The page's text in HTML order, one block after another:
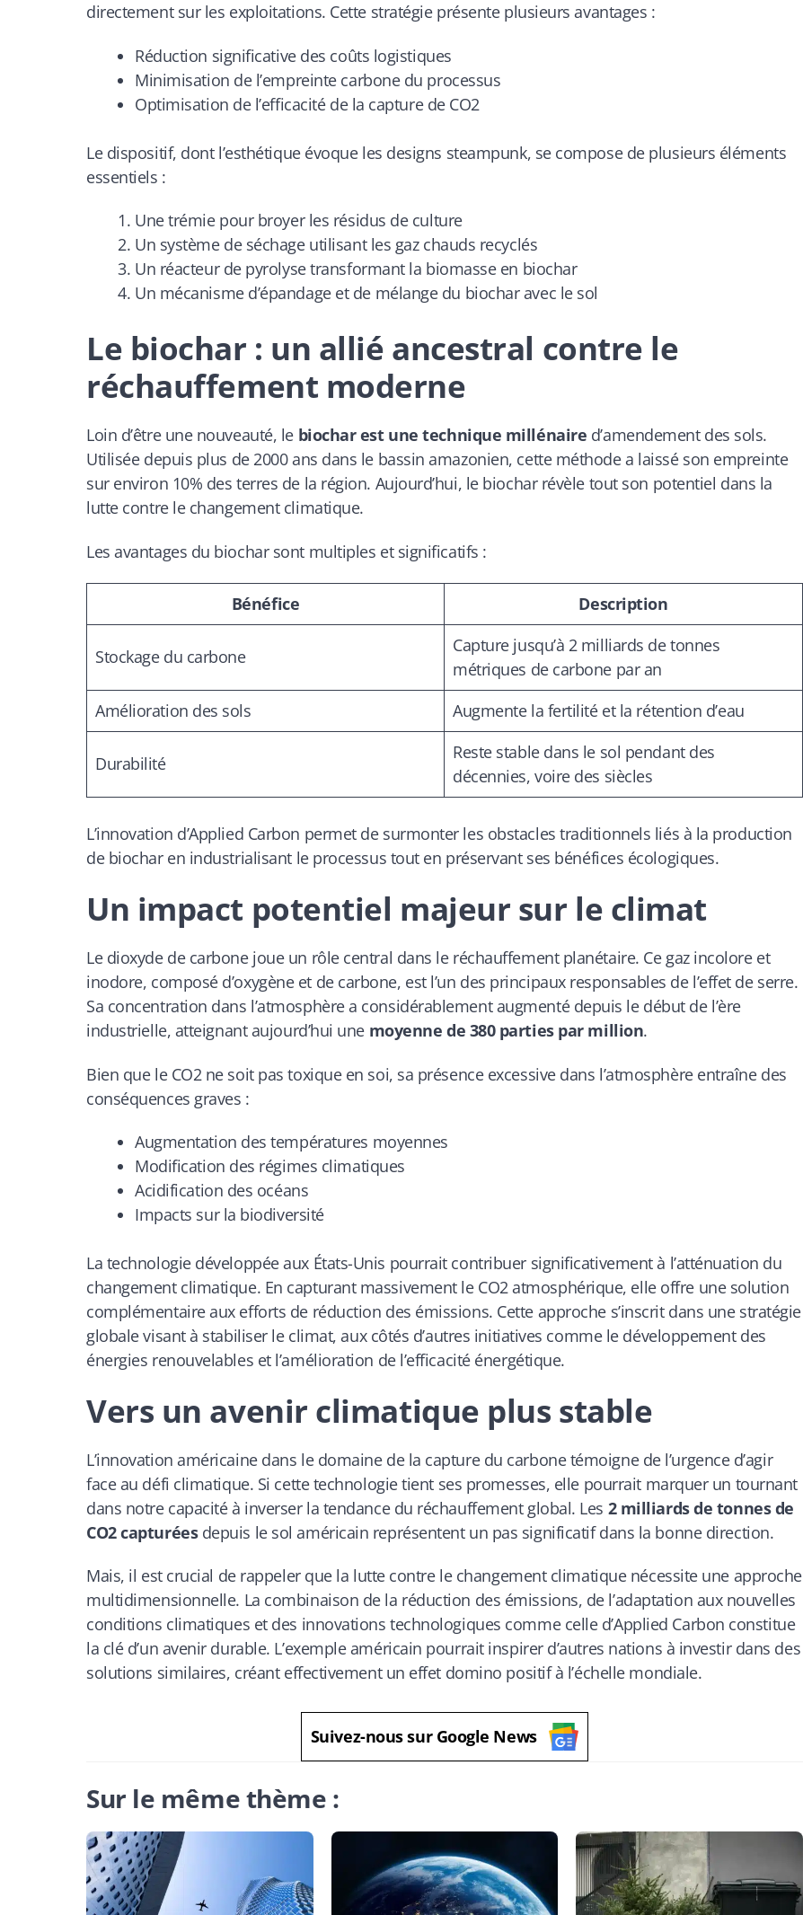
directement sur les exploitations. Cette stratégie présente plusieurs avantages :
Réduction significative des coûts logistiques
Minimisation de l’empreinte carbone du processus
Optimisation de l’efficacité de la capture de CO2
Le dispositif, dont l’esthétique évoque les designs steampunk, se compose de plusieurs éléments
essentiels :
Une trémie pour broyer les résidus de culture
Un système de séchage utilisant les gaz chauds recyclés
Un réacteur de pyrolyse transformant la biomasse en biochar
Un mécanisme d’épandage et de mélange du biochar avec le sol
Le biochar : un allié ancestral contre le
réchauffement moderne
Loin d’être une nouveauté, le biochar est une technique millénaire d’amendement des sols.
Utilisée depuis plus de 2000 ans dans le bassin amazonien, cette méthode a laissé son empreinte
sur environ 10% des terres de la région. Aujourd’hui, le biochar révèle tout son potentiel dans la
lutte contre le changement climatique.
Les avantages du biochar sont multiples et significatifs :
Bénéfice Description
Stockage du carbone
Capture jusqu’à 2 milliards de tonnes
métriques de carbone par an
Amélioration des sols
Augmente la fertilité et la rétention d’eau
Durabilité
Reste stable dans le sol pendant des
décennies, voire des siècles
L’innovation d’Applied Carbon permet de surmonter les obstacles traditionnels liés à la production
de biochar en industrialisant le processus tout en préservant ses bénéfices écologiques.
Un impact potentiel majeur sur le climat
Le dioxyde de carbone joue un rôle central dans le réchauffement planétaire. Ce gaz incolore et
inodore, composé d’oxygène et de carbone, est l’un des principaux responsables de l’effet de serre.
Sa concentration dans l’atmosphère a considérablement augmenté depuis le début de l’ère
industrielle, atteignant aujourd’hui une moyenne de 380 parties par million.
Bien que le CO2 ne soit pas toxique en soi, sa présence excessive dans l’atmosphère entraîne des
conséquences graves :
Augmentation des températures moyennes
Modification des régimes climatiques
Acidification des océans
Impacts sur la biodiversité
La technologie développée aux États-Unis pourrait contribuer significativement à l’atténuation du
changement climatique. En capturant massivement le CO2 atmosphérique, elle offre une solution
complémentaire aux efforts de réduction des émissions. Cette approche s’inscrit dans une stratégie
globale visant à stabiliser le climat, aux côtés d’autres initiatives comme le développement des
énergies renouvelables et l’amélioration de l’efficacité énergétique.
Vers un avenir climatique plus stable
L’innovation américaine dans le domaine de la capture du carbone témoigne de l’urgence d’agir
face au défi climatique. Si cette technologie tient ses promesses, elle pourrait marquer un tournant
dans notre capacité à inverser la tendance du réchauffement global. Les 2 milliards de tonnes de
CO2 capturéesdepuis le sol américain représentent un pas significatif dans la bonne direction.
Mais, il est crucial de rappeler que la lutte contre le changement climatique nécessite une approche
multidimensionnelle. La combinaison de la réduction des émissions, de l’adaptation aux nouvelles
conditions climatiques et des innovations technologiques comme celle d’Applied Carbon constitue
la clé d’un avenir durable. L’exemple américain pourrait inspirer d’autres nations à investir dans des
solutions similaires, créant effectivement un effet domino positif à l’échelle mondiale.
Suivez-nous sur Google News
Sur le même thème :